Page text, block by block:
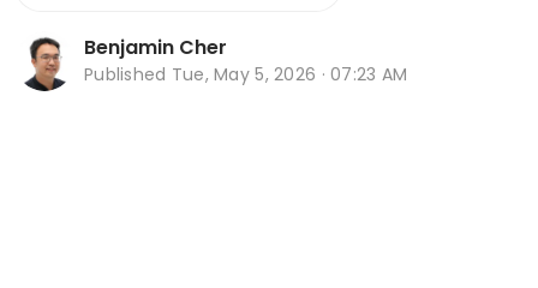
Benjamin Cher
Published Tue, May 5, 2026 · 07:23 AM